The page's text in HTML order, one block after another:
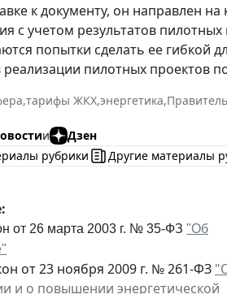
к документу, он направлен
с учетом результатов
попытки сделать ее гибкой
реализации пилотных проектов
,тарифы ЖКХ,энергетика,
и
Дзен
рубрики
Другие материалы
от 26 марта 2003 г. № 35-ФЗ "Об
от 23 ноября 2009 г. № 261-ФЗ
и о повышении энергетической